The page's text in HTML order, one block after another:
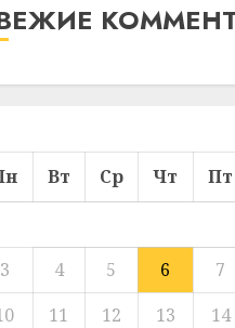
Вт Ср Чт Пт
3
4 5 6 7
11 12 13 14